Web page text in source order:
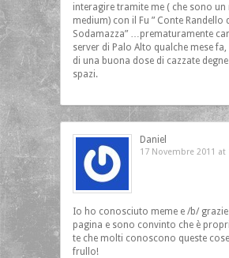
interagire tramite me ( che sono un
medium) con il Fu ” Conte Randello
Sodamazza” …prematuramente
server di Palo Alto qualche mese
di una buona dose di cazzate
spazi.
Daniel
17 Novembre 2011 at
Io ho conosciuto meme e /b/
pagina e sono convinto che è
te che molti conoscono queste
frullo!